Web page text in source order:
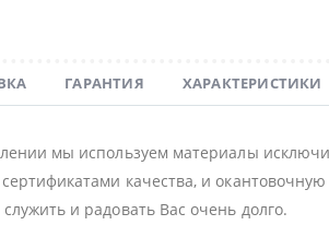
ГАРАНТИЯ ХАРАКТЕРИСТИКИ
мы используем материалы
качества, и
и радовать Вас очень долго.